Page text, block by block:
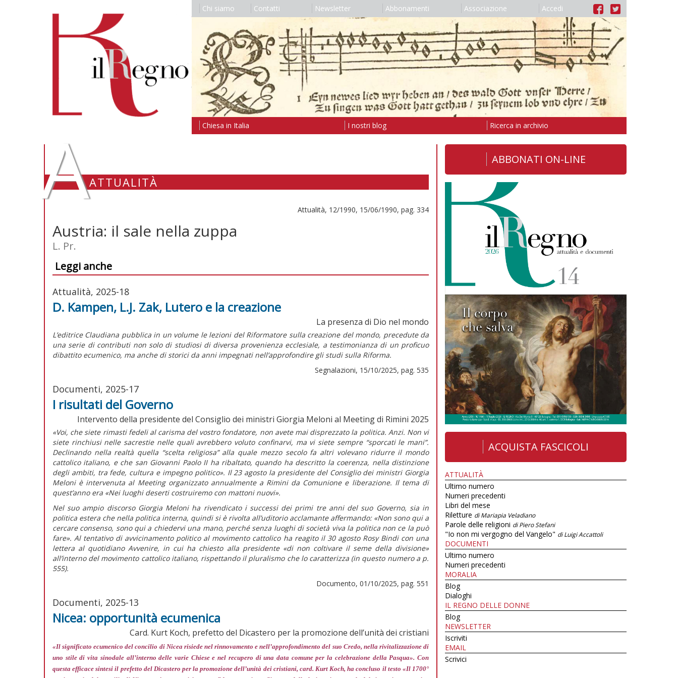
Chi siamo Contatti Newsletter Abbonamenti Associazione Accedi
Chiesa in Italia I nostri blog Ricerca in archivio
AATTUALITÀ
Attualità, 12/1990, 15/06/1990, pag. 334
Austria: il sale nella zuppa
L. Pr.
Leggi anche
Attualità, 2025-18
D. Kampen, L.J. Zak, Lutero e la creazione
La presenza di Dio nel mondo
L’editrice Claudiana pubblica in un volume le lezioni del Riformatore sulla creazione del mondo, precedute da
una serie di contributi non solo di studiosi di diversa provenienza ecclesiale, a testimonianza di un proficuo
dibattito ecumenico, ma anche di storici da anni impegnati nell’approfondire gli studi sulla Riforma.
Segnalazioni, 15/10/2025, pag. 535
Documenti, 2025-17
I risultati del Governo
Intervento della presidente del Consiglio dei ministri Giorgia Meloni al Meeting di Rimini 2025
«Voi, che siete rimasti fedeli al carisma del vostro fondatore, non avete mai disprezzato la politica. Anzi. Non vi
siete rinchiusi nelle sacrestie nelle quali avrebbero voluto confinarvi, ma vi siete sempre “sporcati le mani”.
Declinando nella realtà quella “scelta religiosa” alla quale mezzo secolo fa altri volevano ridurre il mondo
cattolico italiano, e che san Giovanni Paolo II ha ribaltato, quando ha descritto la coerenza, nella distinzione
degli ambiti, tra fede, cultura e impegno politico». Il 23 agosto la presidente del Consiglio dei ministri Giorgia
Meloni è intervenuta al Meeting organizzato annualmente a Rimini da Comunione e liberazione. Il tema di
quest’anno era «Nei luoghi deserti costruiremo con mattoni nuovi».
Nel suo ampio discorso Giorgia Meloni ha rivendicato i successi dei primi tre anni del suo Governo, sia in
politica estera che nella politica interna, quindi si è rivolta all’uditorio acclamante affermando:«Non sono qui a
cercare consenso, sono qui a chiedervi una mano, perché senza luoghi di società viva la politica non ce la può
fare». Al tentativo di avvicinamento politico al movimento cattolico ha reagito il 30 agosto Rosy Bindi con una
lettera al quotidianoAvvenire, in cui ha chiesto alla presidente«di non coltivare il seme della divisione»
all’interno del movimento cattolico italiano, rispettando il pluralismo che lo caratterizza (in questo numero a p.
555).
Documento, 01/10/2025, pag. 551
Documenti, 2025-13
Nicea: opportunità ecumenica
Card. Kurt Koch, prefetto del Dicastero per la promozione dell’unità dei cristiani
«Il significato ecumenico del concilio di Nicea risiede nel rinnovamento e nell’approfondimento del suo Credo, nella rivitalizzazione di
uno stile di vita sinodale all’interno delle varie Chiese e nel recupero di una data comune per la celebrazione della Pasqua». Con
questa efficace sintesi il prefetto del Dicastero per la promozione dell’unità dei cristiani, card. Kurt Koch, ha concluso il testo «Il 1700°
ABBONATI ON-LINE
ACQUISTA FASCICOLI
ATTUALITÀ
Ultimo numero
Numeri precedenti
Libri del mese
Riletture di Mariapia Veladiano
Parole delle religioni di Piero Stefani
"Io non mi vergogno del Vangelo" di Luigi Accattoli
DOCUMENTI
Ultimo numero
Numeri precedenti
MORALIA
Blog
Dialoghi
IL REGNO DELLE DONNE
Blog
NEWSLETTER
Iscriviti
EMAIL
Scrivici